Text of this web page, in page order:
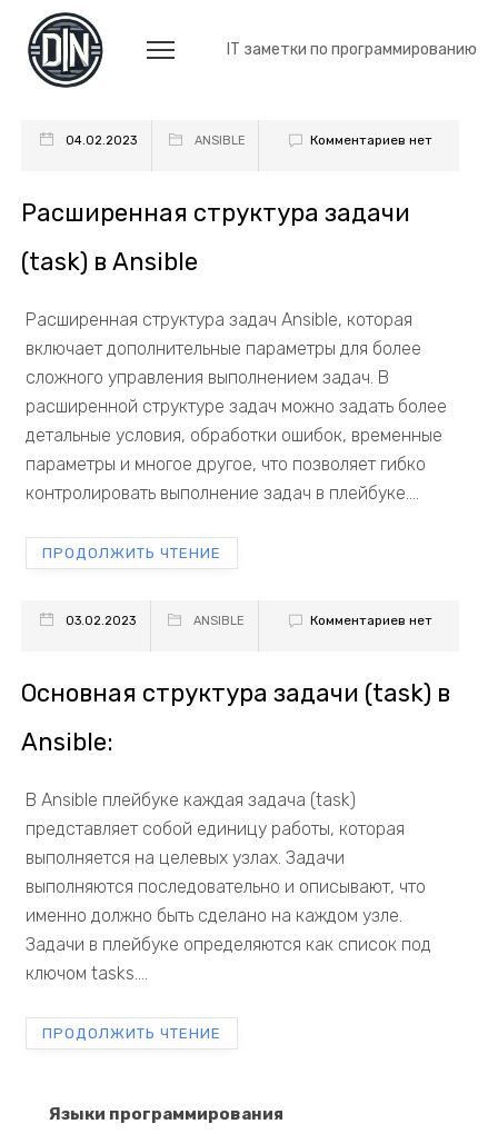
IT заметки по программированию
04.02.2023 ANSIBLE Комментариев нет
Расширенная структура задачи
(task) в Ansible
Расширенная структура задач Ansible, которая
включает дополнительные параметры для более
сложного управления выполнением задач. В
расширенной структуре задач можно задать более
детальные условия, обработки ошибок, временные
параметры и многое другое, что позволяет гибко
контролировать выполнение задач в плейбуке....
ПРОДОЛЖИТЬ ЧТЕНИЕ
03.02.2023 ANSIBLE Комментариев нет
Основная структура задачи (task) в
Ansible:
В Ansible плейбуке каждая задача (task)
представляет собой единицу работы, которая
выполняется на целевых узлах. Задачи
выполняются последовательно и описывают, что
именно должно быть сделано на каждом узле.
Задачи в плейбуке определяются как список под
ключом tasks....
ПРОДОЛЖИТЬ ЧТЕНИЕ
Языки программирования